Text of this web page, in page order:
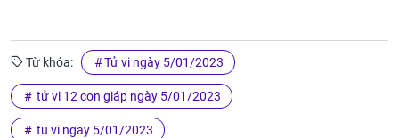
Từ khóa: Tử vi ngày 5/01/2023
tử vi 12 con giáp ngày 5/01/2023
tu vi ngay 5/01/2023